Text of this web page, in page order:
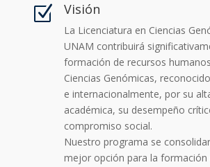
Z Visión
La Licenciatura en Ciencias
UNAM contribuirá
formación de recursos
Ciencias Genómicas,
e internacionalmente, por su
académica, su desempeño
compromiso social.
Nuestro programa se
mejor opción para la formación